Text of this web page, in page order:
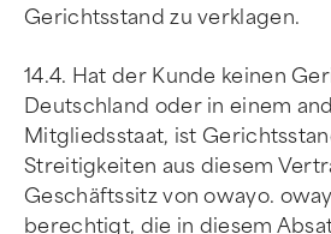
Gerichtsstand zu verklagen.
14.4. Hat der Kunde keinen
Deutschland oder in einem
Mitgliedsstaat, ist
Streitigkeiten aus diesem
Geschäftssitz von owayo.
berechtigt, die in diesem